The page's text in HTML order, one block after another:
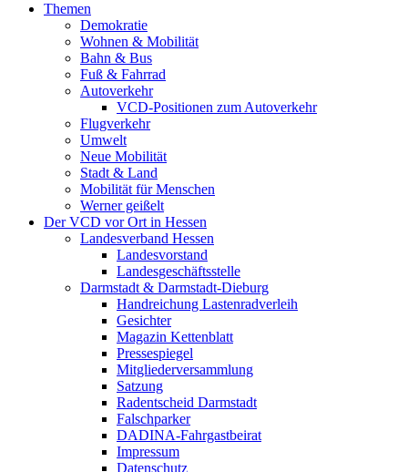
Themen
Demokratie
Wohnen & Mobilität
Bahn & Bus
Fuß & Fahrrad
Autoverkehr
VCD-Positionen zum Autoverkehr
Flugverkehr
Umwelt
Neue Mobilität
Stadt & Land
Mobilität für Menschen
Werner geißelt
Der VCD vor Ort in Hessen
Landesverband Hessen
Landesvorstand
Landesgeschäftsstelle
Darmstadt & Darmstadt-Dieburg
Handreichung Lastenradverleih
Gesichter
Magazin Kettenblatt
Pressespiegel
Mitgliederversammlung
Satzung
Radentscheid Darmstadt
Falschparker
DADINA-Fahrgastbeirat
Impressum
Datenschutz